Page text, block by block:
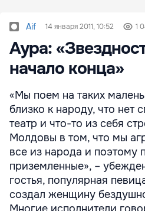
Aif 14 января 2011, 10:52 1
Аура:
начало конца»
«Мы поем на таких
близко к народу, что нет
театр и что-то из себя
Молдовы в том, что мы
все из народа и поэтому
приземленные», –
гостья, популярная
создал женщину